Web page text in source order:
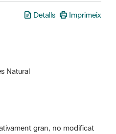
Natural
gran, no modificat
que poden